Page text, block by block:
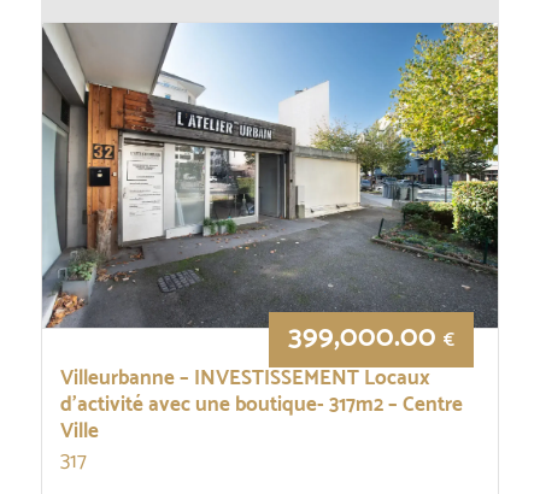
Villeurbanne – INVESTISSEMENT Locaux
d’activité avec une boutique- 317m2 – Centre
Ville
399,000.00€
317